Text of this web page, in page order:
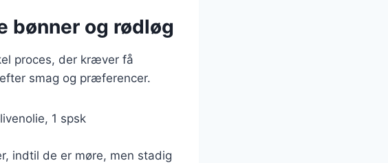
bønner og rødløg
proces, der kræver få
smag og præferencer.
1 spsk
indtil de er møre, men stadig